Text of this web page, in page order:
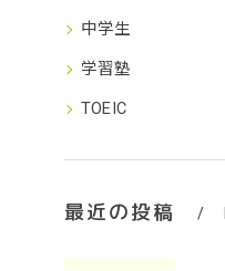
中学生
学習塾
TOEIC
最近の投稿